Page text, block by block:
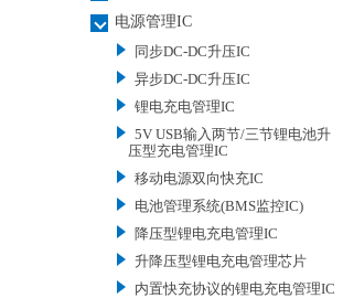
电源管理IC
同步DC-DC升压IC
异步DC-DC升压IC
锂电充电管理IC
5V USB输入两节/三节锂电池升
压型充电管理IC
移动电源双向快充IC
电池管理系统(BMS监控IC)
降压型锂电充电管理IC
升降压型锂电充电管理芯片
内置快充协议的锂电充电管理IC